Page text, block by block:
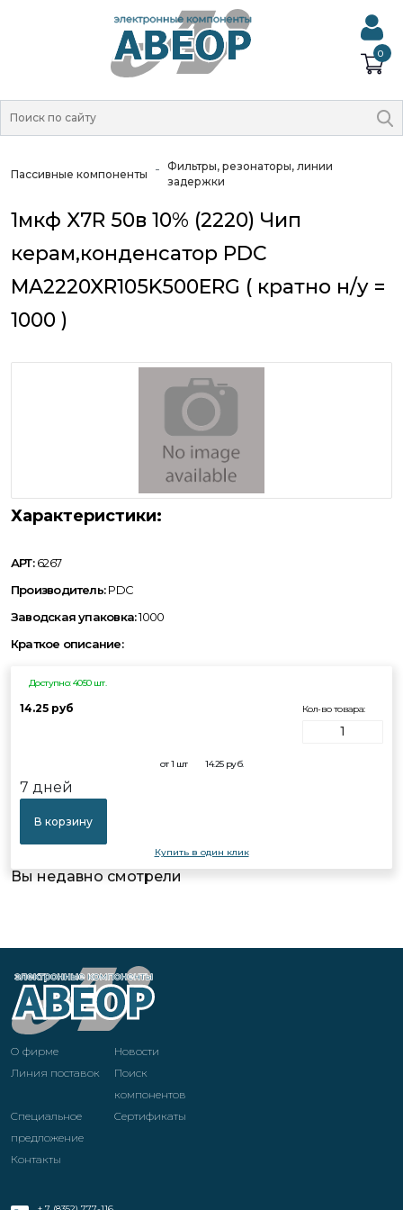
0
Пассивные компоненты
Фильтры, резонаторы, линии
задержки
1мкф X7R 50в 10% (2220) Чип
керам,конденсатор PDC
MA2220XR105K500ERG ( кратно н/у =
1000 )
Характеристики:
АРТ:6267
Производитель:PDC
Заводская упаковка:1000
Краткое описание:
Доступно: 4050 шт.
14.25 руб Кол-во товара:
от 1 шт 14.25руб.
7 дней
В корзину
Купить в один клик
Вы недавно смотрели
О фирме
Новости
Линия поставок
Поиск
компонентов
Специальное
предложение
Cертификаты
Контакты